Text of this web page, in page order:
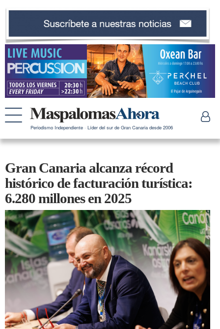
Periodismo Independiente · Líder del sur de Gran Canaria desde 2006
Gran Canaria alcanza récord
histórico de facturación turística:
6.280 millones en 2025